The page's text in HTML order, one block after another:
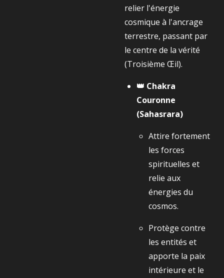
relier l'énergie
cosmique à l'ancrage
terrestre, passant par
le centre de la vérité
(Troisième Œil).
👑 Chakra
Couronne
(Sahasrara)
Attire fortement
les forces
spirituelles et
relie aux
énergies du
cosmos.
Protège contre
les entités et
apporte la paix
intérieure et le